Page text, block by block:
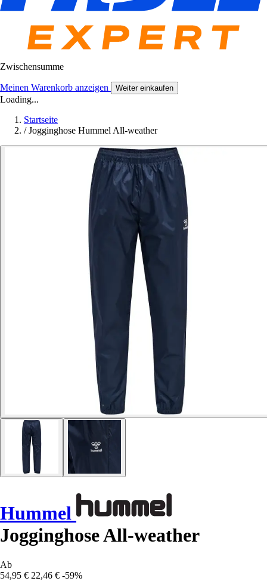
Zwischensumme
Meinen Warenkorb anzeigen Weiter einkaufen
Loading...
Startseite
/ Jogginghose Hummel All-weather
Hummel
Jogginghose All-weather
Ab
54,95 € 22,46 € -59%